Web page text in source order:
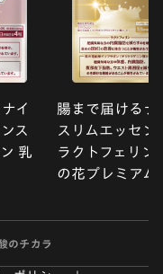
イ
ス
乳
腸まで届けるナ
スリムエッセン
ラクトフェリン
の花プレミアム
のチカラ